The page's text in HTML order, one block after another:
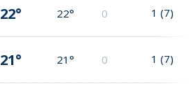
22° 22° 0 1 (7)
21° 21° 0 1 (7)